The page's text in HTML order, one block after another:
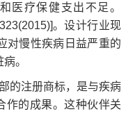
医疗保健支出不足。
。设计行业现
对慢性疾病日益严重的
。
注册商标，是与疾病
作的成果。这种伙伴关